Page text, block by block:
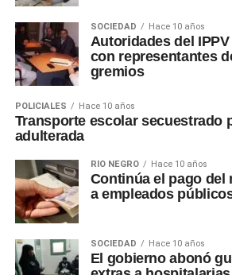
SOCIEDAD Hace 10 años
Autoridades del
con representantes
gremios
POLICIALES Hace 10 años
Transporte escolar secuestrado
adulterada
RÍO NEGRO Hace 10 años
Continúa el pago del
a empleados
SOCIEDAD Hace 10 años
El gobierno abonó